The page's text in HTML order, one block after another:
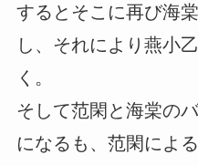
するとそこに再び海
し、それにより燕小
く。
そして范閑と海棠の
になるも、范閑によ